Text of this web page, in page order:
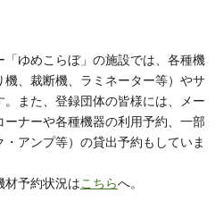
ゆめこらぼ」の施設では、各種機
、裁断機、ラミネーター等）やサ
また、登録団体の皆様には、メー
ナーや各種機器の利用予約、一部
アンプ等）の貸出予約もしていま
材予約状況はこちらへ。